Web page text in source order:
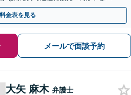
LINE予約対応です。
料金表を見る
メールで面談予約
大矢 麻木 弁護士